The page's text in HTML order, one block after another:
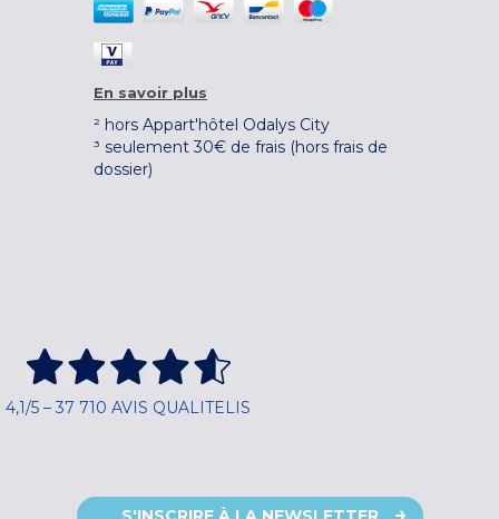
En savoir plus
² hors Appart'hôtel Odalys City
³ seulement 30€ de frais (hors frais de
dossier)
4,1/5 – 37 710 AVIS QUALITELIS